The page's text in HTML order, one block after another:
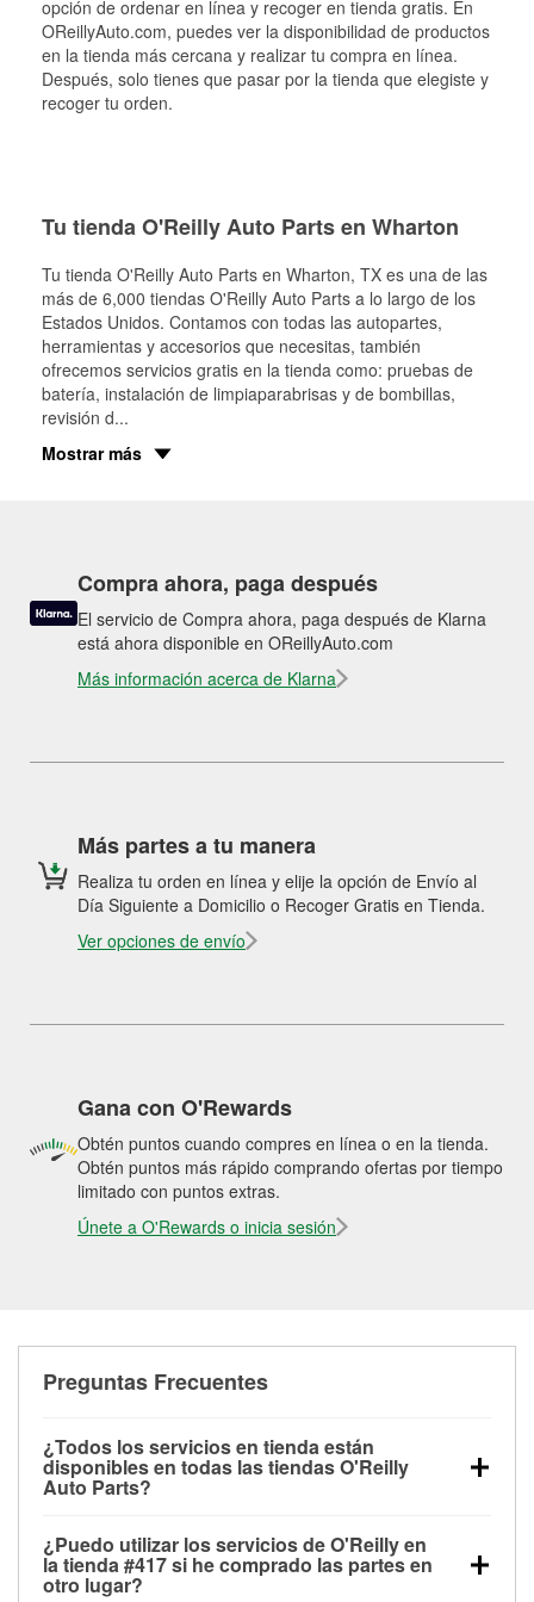
opción de ordenar en línea y recoger en tienda gratis. En
OReillyAuto.com, puedes ver la disponibilidad de productos
en la tienda más cercana y realizar tu compra en línea.
Después, solo tienes que pasar por la tienda que elegiste y
recoger tu orden.
Tu tienda O'Reilly Auto Parts en Wharton
Tu tienda O'Reilly Auto Parts en Wharton, TX es una de las
más de 6,000 tiendas O'Reilly Auto Parts a lo largo de los
Estados Unidos. Contamos con todas las autopartes,
herramientas y accesorios que necesitas, también
ofrecemos servicios gratis en la tienda como: pruebas de
batería, instalación de limpiaparabrisas y de bombillas,
revisión d...
Mostrar más
Compra ahora, paga después
El servicio de Compra ahora, paga después de Klarna
está ahora disponible en OReillyAuto.com
Más información acerca de Klarna
Más partes a tu manera
Realiza tu orden en línea y elije la opción de Envío al
Día Siguiente a Domicilio o Recoger Gratis en Tienda.
Ver opciones de envío
Gana con O'Rewards
Obtén puntos cuando compres en línea o en la tienda.
Obtén puntos más rápido comprando ofertas por tiempo
limitado con puntos extras.
Únete a O'Rewards o inicia sesión
Preguntas Frecuentes
¿Todos los servicios en tienda están
disponibles en todas las tiendas O'Reilly
Auto Parts?
las pruebas de batería, pruebas de alternador y
motor de arranque, revisión de la luz “Check Engine”
¿Puedo utilizar los servicios de O'Reilly en
la tienda #417 si he comprado las partes en
otro lugar?